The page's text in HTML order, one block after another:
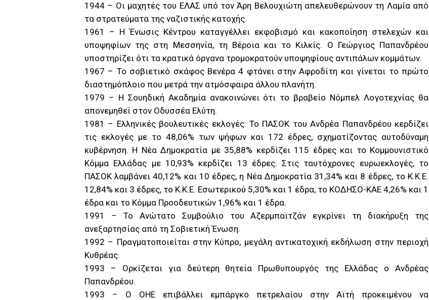
1944 – Οι μαχητές του ΕΛΑΣ υπό τον Άρη Βελουχιώτη απελευθερώνουν τη Λαμία από
τα στρατεύματα της ναζιστικής κατοχής.
1961 – Η Ένωσις Κέντρου καταγγέλλει εκφοβισμό και κακοποίηση στελεχών και
υποψηφίων της στη Μεσσηνία, τη Βέροια και το Κιλκίς. Ο Γεώργιος Παπανδρέου
υποστηρίζει ότι τα κρατικά όργανα τρομοκρατούν υποψηφίους αντιπάλων κομμάτων.
1967 – Το σοβιετικό σκάφος Βενέρα 4 φτάνει στην Αφροδίτη και γίνεται το πρώτο
διαστημόπλοιο που μετρά την ατμόσφαιρα άλλου πλανήτη.
1979 – Η Σουηδική Ακαδημία ανακοινώνει ότι το βραβείο Νόμπελ Λογοτεχνίας θα
απονεμηθεί στον Οδυσσέα Ελύτη.
1981 – Ελληνικές βουλευτικές εκλογές: Το ΠΑΣΟΚ του Ανδρέα Παπανδρέου κερδίζει
τις εκλογές με το 48,06% των ψήφων και 172 έδρες, σχηματίζοντας αυτοδύναμη
κυβέρνηση. Η Νέα Δημοκρατία με 35,88% κερδίζει 115 έδρες και το Κομμουνιστικό
Κόμμα Ελλάδας με 10,93% κερδίζει 13 έδρες. Στις ταυτόχρονες ευρωεκλογές, το
ΠΑΣΟΚ λαμβάνει 40,12% και 10 έδρες, η Νέα Δημοκρατία 31,34% και 8 έδρες, το Κ.Κ.Ε.
12,84% και 3 έδρες, το Κ.Κ.Ε. Εσωτερικού 5,30% και 1 έδρα, το ΚΟΔΗΣΟ-ΚΑΕ 4,26% και 1
έδρα και το Κόμμα Προοδευτικών 1,96% και 1 έδρα.
1991 – Το Ανώτατο Συμβούλιο του Αζερμπαϊτζάν εγκρίνει τη διακήρυξη της
ανεξαρτησίας από τη Σοβιετική Ένωση.
1992 – Πραγματοποιείται στην Κύπρο, μεγάλη αντικατοχική εκδήλωση στην περιοχή
Κυθρέας.
1993 – Ορκίζεται για δεύτερη θητεία Πρωθυπουργός της Ελλάδας ο Ανδρέας
Παπανδρέου.
1993 – Ο ΟΗΕ επιβάλλει εμπάργκο πετρελαίου στην Αϊτή προκειμένου να